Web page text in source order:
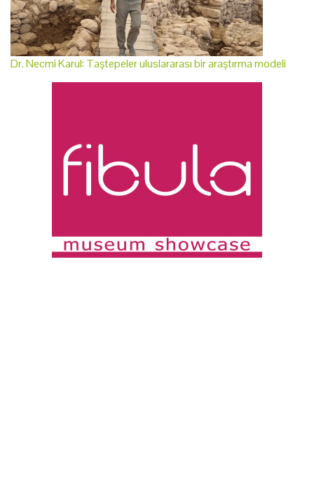
Dr. Necmi Karul: Taştepeler uluslararası bir araştırma modeli